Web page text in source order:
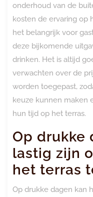
onderhoud van de
kosten de ervaring op
het belangrijk voor
deze bijkomende
drinken. Het is altijd
verwachten over de
worden toegepast,
keuze kunnen maken
hun tijd op het terras.
Op drukke
lastig zijn
het terras
Op drukke dagen kan